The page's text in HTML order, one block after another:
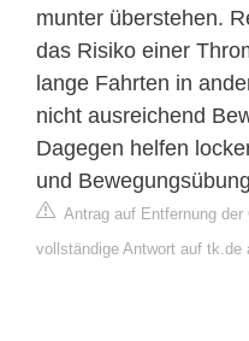
munter überstehen.
das Risiko einer
lange Fahrten in
nicht ausreichend
Dagegen helfen
und
Antrag auf Entfernung der
vollständige Antwort auf tk.de